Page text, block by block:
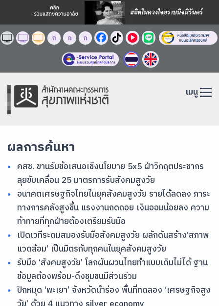
ก ก ก
เมนู
ผลการค้นหา
คสช. ขานรับข้อเสนอเชิงนโยบาย 5x5 ฝ่าวิกฤตประชากร
ลุยขับเคลื่อน 25 มาตรการรับสังคมสูงวัย
อนาคตเศรษฐกิจไทยในยุคสังคมสูงวัย รายได้ลดลง ภาระ
ทางการคลังสูงขึ้น แรงงานถดถอย เงินออมน้อยลง ความ
ท้าทายที่ทุกฝ่ายต้องเตรียมรับมือ
เปิดเวทีระดมสมองรับมือสังคมสูงวัย ผลักดันสร้าง‘สภาพ
แวดล้อม’ เป็นมิตรกับทุกคนในยุคสังคมสูงวัย
รับมือ ‘สังคมสูงวัย’ โลกผันผวนไทยทำแบบเดิมไม่ได้ ฐาน
ข้อมูลต้องพร้อม-ดึงชุมชนมีส่วนร่วม
ปักหมุด ‘พะเยา’ จังหวัดนำร่อง พื้นที่ทดลอง ‘เศรษฐกิจสูง